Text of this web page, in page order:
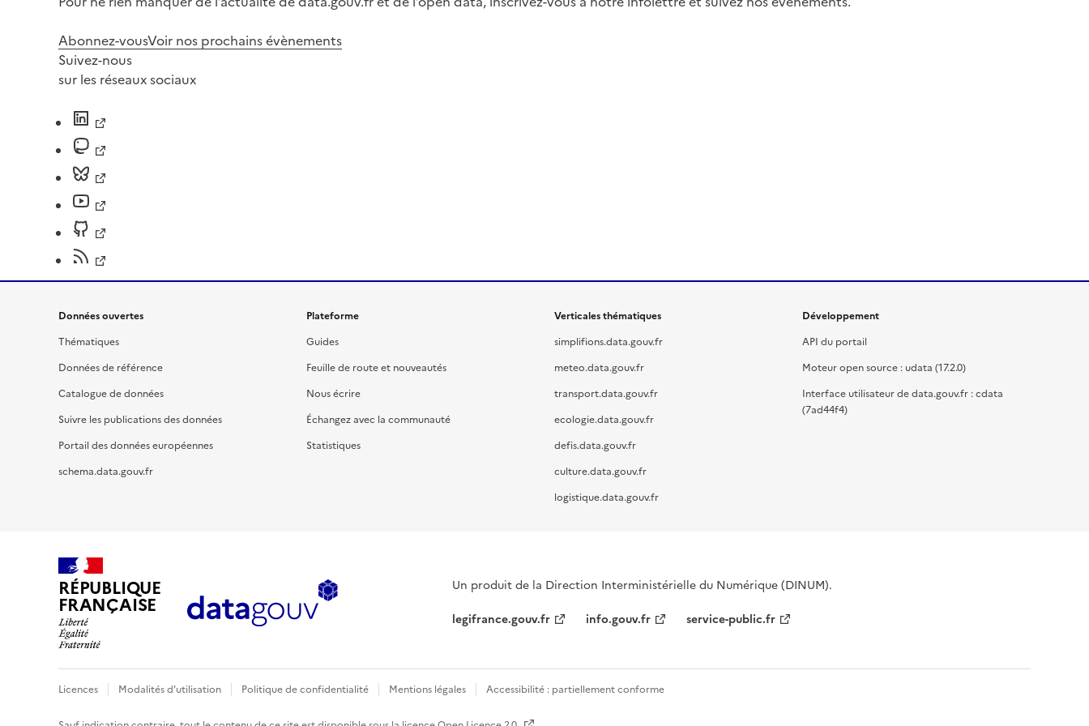
Abonnez-vousVoir nos prochains évènements
Suivez-nous
sur les réseaux sociaux
Données ouvertes
Thématiques
Données de référence
Catalogue de données
Suivre les publications des données
Portail des données européennes
schema.data.gouv.fr
Plateforme
Guides
Feuille de route et nouveautés
Nous écrire
Échangez avec la communauté
Statistiques
Verticales thématiques
simplifions.data.gouv.fr
meteo.data.gouv.fr
transport.data.gouv.fr
ecologie.data.gouv.fr
defis.data.gouv.fr
culture.data.gouv.fr
logistique.data.gouv.fr
Développement
API du portail
Moteur open source : udata (17.2.0)
Interface utilisateur de data.gouv.fr : cdata
(7ad44f4)
RÉPUBLIQUE
FRANÇAISE
Un produit de la Direction Interministérielle du Numérique (DINUM).
legifrance.gouv.fr
info.gouv.fr service-public.fr
Licences Modalités d'utilisation Politique de confidentialité Mentions légales Accessibilité : partiellement conforme